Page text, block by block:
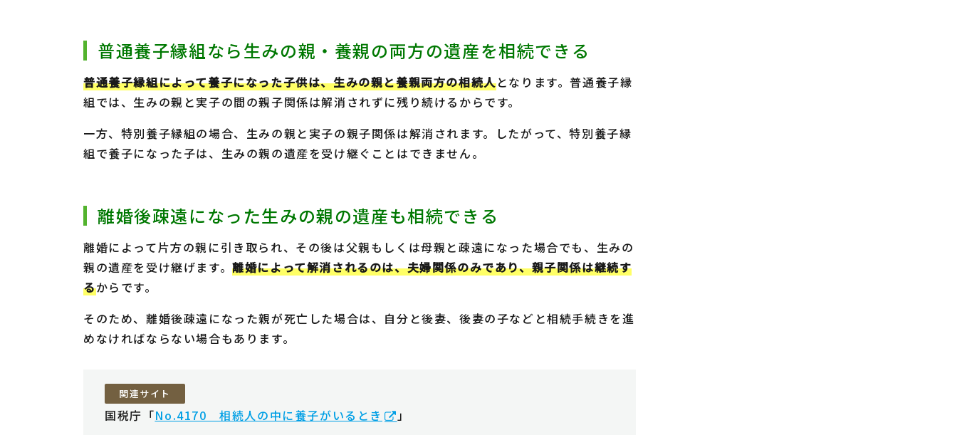
普通養子縁組なら生みの親・養親の両方の遺産を相続できる
普通養子縁組によって養子になった子供は、生みの親と養親両方の相続人となります。普通養子縁
組では、生みの親と実子の間の親子関係は解消されずに残り続けるからです。
一方、特別養子縁組の場合、生みの親と実子の親子関係は解消されます。したがって、特別養子縁
組で養子になった子は、生みの親の遺産を受け継ぐことはできません。
離婚後疎遠になった生みの親の遺産も相続できる
離婚によって片方の親に引き取られ、その後は父親もしくは母親と疎遠になった場合でも、生みの
親の遺産を受け継げます。離婚によって解消されるのは、夫婦関係のみであり、親子関係は継続す
るからです。
そのため、離婚後疎遠になった親が死亡した場合は、自分と後妻、後妻の子などと相続手続きを進
めなければならない場合もあります。
関連サイト
国税庁「No.4170 相続人の中に養子がいるとき 」